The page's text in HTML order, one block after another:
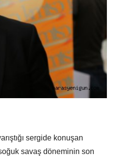
sergide konuşan
savaş döneminin son